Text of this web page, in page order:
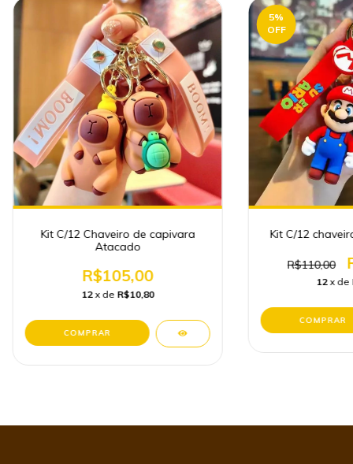
Kit C/12 Chaveiro de capivara
Atacado
R$105,00
12 x de R$10,80
5%
OFF
Kit C/12
R$110,00
12 x de